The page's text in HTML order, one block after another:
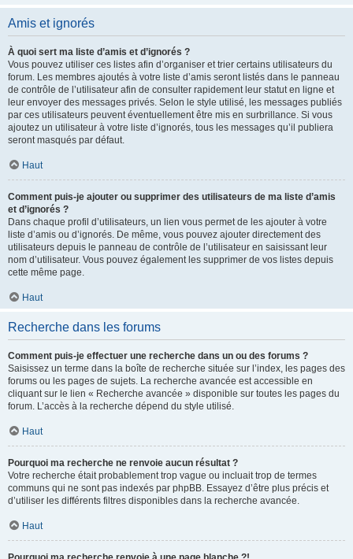
Amis et ignorés
À quoi sert ma liste d’amis et d’ignorés ?
Vous pouvez utiliser ces listes afin d’organiser et trier certains utilisateurs du
forum. Les membres ajoutés à votre liste d’amis seront listés dans le panneau
de contrôle de l’utilisateur afin de consulter rapidement leur statut en ligne et
leur envoyer des messages privés. Selon le style utilisé, les messages publiés
par ces utilisateurs peuvent éventuellement être mis en surbrillance. Si vous
ajoutez un utilisateur à votre liste d’ignorés, tous les messages qu’il publiera
seront masqués par défaut.
Haut
Comment puis-je ajouter ou supprimer des utilisateurs de ma liste d’amis
et d’ignorés ?
Dans chaque profil d’utilisateurs, un lien vous permet de les ajouter à votre
liste d’amis ou d’ignorés. De même, vous pouvez ajouter directement des
utilisateurs depuis le panneau de contrôle de l’utilisateur en saisissant leur
nom d’utilisateur. Vous pouvez également les supprimer de vos listes depuis
cette même page.
Haut
Recherche dans les forums
Comment puis-je effectuer une recherche dans un ou des forums ?
Saisissez un terme dans la boîte de recherche située sur l’index, les pages des
forums ou les pages de sujets. La recherche avancée est accessible en
cliquant sur le lien « Recherche avancée » disponible sur toutes les pages du
forum. L’accès à la recherche dépend du style utilisé.
Haut
Pourquoi ma recherche ne renvoie aucun résultat ?
Votre recherche était probablement trop vague ou incluait trop de termes
communs qui ne sont pas indexés par phpBB. Essayez d’être plus précis et
d’utiliser les différents filtres disponibles dans la recherche avancée.
Haut